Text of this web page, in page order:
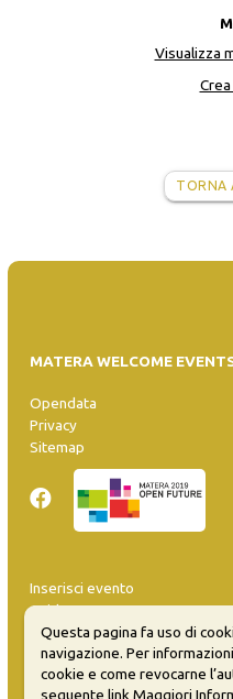
Visualizza
TORNA
MATERA WELCOME
Opendata
Privacy
Sitemap
Inserisci evento
Guida
FAQ
info@materaevents.it
Questa pagina fa uso di
navigazione. Per
cookie e come revocarne
seguente linkMaggiori